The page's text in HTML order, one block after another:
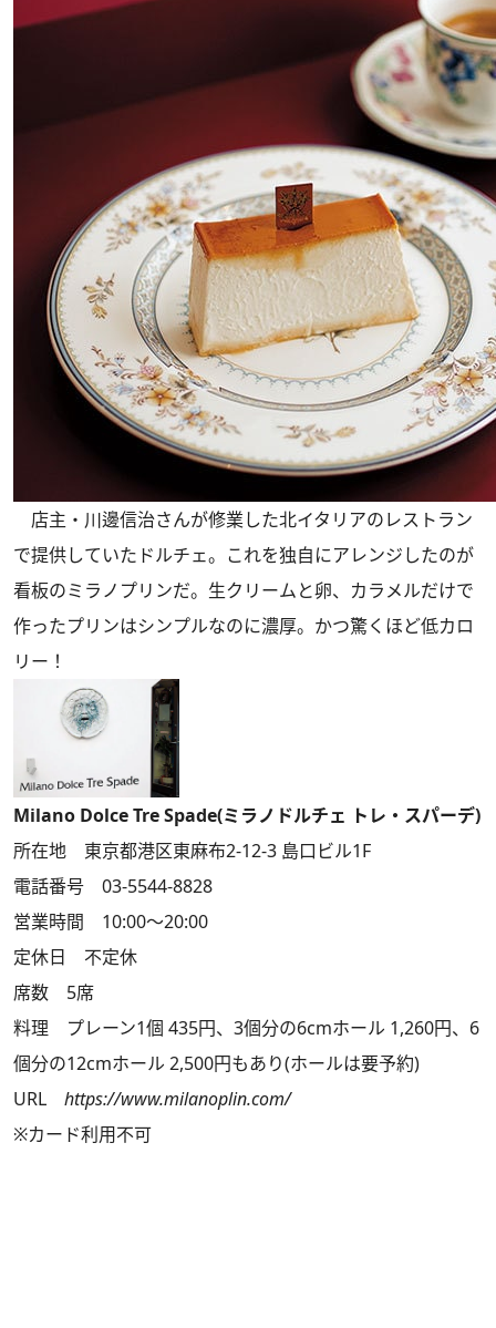
店主・川邊信治さんが修業した北イタリアのレストラン
で提供していたドルチェ。これを独自にアレンジしたのが
看板のミラノプリンだ。生クリームと卵、カラメルだけで
作ったプリンはシンプルなのに濃厚。かつ驚くほど低カロ
リー！
Milano Dolce Tre Spade(ミラノドルチェ トレ・スパーデ)
所在地 東京都港区東麻布2-12-3 島口ビル1F
電話番号 03-5544-8828
営業時間 10:00～20:00
定休日 不定休
席数 5席
料理 プレーン1個 435円、3個分の6cmホール 1,260円、6
個分の12cmホール 2,500円もあり(ホールは要予約)
URL https://www.milanoplin.com/
※カード利用不可